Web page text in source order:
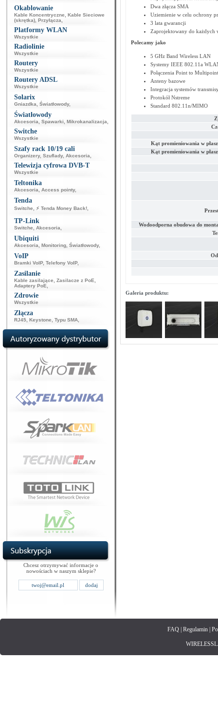
Okablowanie
Kable Koncentryczne
Kable Sieciowe
(skrętka) Przyłącza
Platformy WLAN
Wszystkie
Radiolinie
Wszystkie
Routery
Wszystkie
Routery ADSL
Wszystkie
Solarix
Gniazdka Światłowody,
Światłowody
Akcesoria Spawarki Mikrokanalizacja
Switche
Wszystkie
Szafy rack 10/19 cali
Organizery, Szuflady, Akcesoria
Telewizja cyfrowa DVB-T
Wszystkie
Teltonika
Akcesoria Access pointy,
Tenda
Switche ⚡ Tenda Money Back!
TP-Link
Switche Akcesoria
Ubiquiti
Akcesoria Monitoring Światłowody,
VoIP
Bramki VoIP, Telefony VoIP,
Zasilanie
Kable zasilające Zasilacze z PoE
Adaptery PoE
Zdrowie
Wszystkie
Złącza
RJ45 Keystone Typu SMA
Chcesz otrzymywać informacje o
nowościach w naszym sklepie?
Dwa złącza SMA
Uziemienie w celu ochrony
3 lata gwarancji
Zaprojektowany do każdych
Polecamy jako
5 GHz Band Wireless LAN
Systemy IEEE 802.11a
Połączenia Point to Multipoint
Anteny bazowe
Integracja systemów
Protokół Nstreme
Standard 802.11n/MIMO
Kąt promieniowania w
Kąt promieniowania w
Wodoodporna obudowa do
Galeria produktu:
FAQ| Regulamin|